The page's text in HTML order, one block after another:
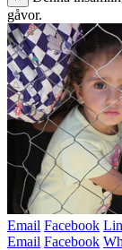
gåvor.
Email Facebook
Email Facebook